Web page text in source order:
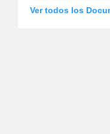
Ver todos los